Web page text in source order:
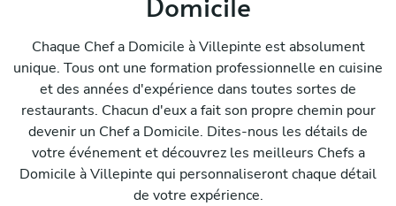
Chaque Chef a Domicile à Villepinte est absolument
unique. Tous ont une formation professionnelle en cuisine
et des années d'expérience dans toutes sortes de
restaurants. Chacun d'eux a fait son propre chemin pour
devenir un Chef a Domicile. Dites-nous les détails de
votre événement et découvrez les meilleurs Chefs a
Domicile à Villepinte qui personnaliseront chaque détail
de votre expérience.